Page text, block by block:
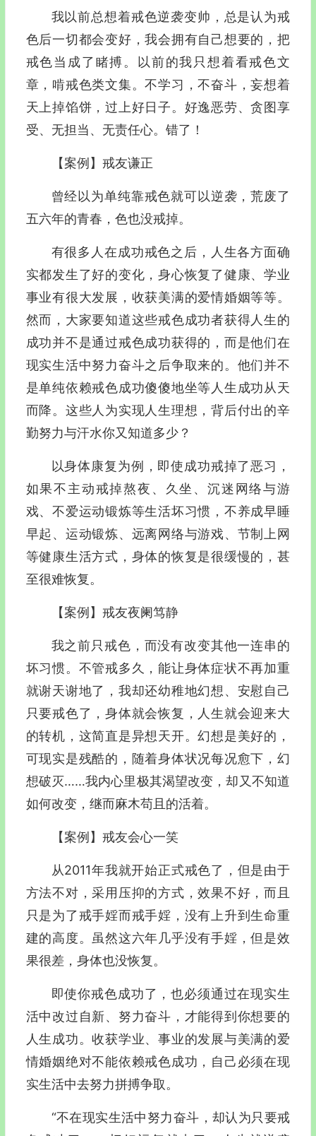
我以前总想着戒色逆袭变帅，总是认为戒
色后一切都会变好，我会拥有自己想要的，把
戒色当成了睹搏。以前的我只想着看戒色文
章，啃戒色类文集。不学习，不奋斗，妄想着
天上掉馅饼，过上好日子。好逸恶劳、贪图享
受、无担当、无责任心。错了！
【案例】戒友谦正
曾经以为单纯靠戒色就可以逆袭，荒废了
五六年的青春，色也没戒掉。
有很多人在成功戒色之后，人生各方面确
实都发生了好的变化，身心恢复了健康、学业
事业有很大发展，收获美满的爱情婚姻等等。
然而，大家要知道这些戒色成功者获得人生的
成功并不是通过戒色成功获得的，而是他们在
现实生活中努力奋斗之后争取来的。他们并不
是单纯依赖戒色成功傻傻地坐等人生成功从天
而降。这些人为实现人生理想，背后付出的辛
勤努力与汗水你又知道多少？
以身体康复为例，即使成功戒掉了恶习，
如果不主动戒掉熬夜、久坐、沉迷网络与游
戏、不爱运动锻炼等生活坏习惯，不养成早睡
早起、运动锻炼、远离网络与游戏、节制上网
等健康生活方式，身体的恢复是很缓慢的，甚
至很难恢复。
【案例】戒友夜阑笃静
我之前只戒色，而没有改变其他一连串的
坏习惯。不管戒多久，能让身体症状不再加重
就谢天谢地了，我却还幼稚地幻想、安慰自己
只要戒色了，身体就会恢复，人生就会迎来大
的转机，这简直是异想天开。幻想是美好的，
可现实是残酷的，随着身体状况每况愈下，幻
想破灭……我内心里极其渴望改变，却又不知道
如何改变，继而麻木苟且的活着。
【案例】戒友会心一笑
从2011年我就开始正式戒色了，但是由于
方法不对，采用压抑的方式，效果不好，而且
只是为了戒手婬而戒手婬，没有上升到生命重
建的高度。虽然这六年几乎没有手婬，但是效
果很差，身体也没恢复。
即使你戒色成功了，也必须通过在现实生
活中改过自新、努力奋斗，才能得到你想要的
人生成功。收获学业、事业的发展与美满的爱
情婚姻绝对不能依赖戒色成功，自己必须在现
实生活中去努力拼搏争取。
“不在现实生活中努力奋斗，却认为只要戒